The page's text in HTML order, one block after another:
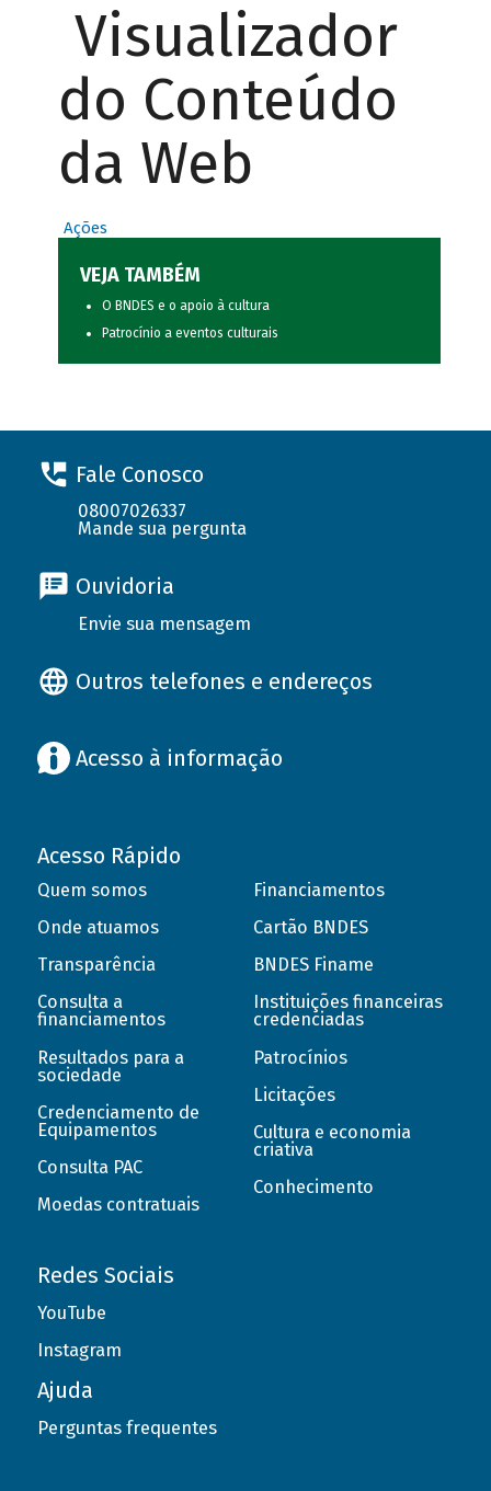
Visualizador
do Conteúdo
da Web
Ações
VEJA TAMBÉM
O BNDES e o apoio à cultura
Patrocínio a eventos culturais
Fale Conosco
08007026337
Mande sua pergunta
Ouvidoria
Envie sua mensagem
Outros telefones e endereços
Acesso à informação
Acesso Rápido
Quem somos
Onde atuamos
Transparência
Consulta a
financiamentos
Resultados para a
sociedade
Credenciamento de
Equipamentos
Consulta PAC
Moedas contratuais
Financiamentos
Cartão BNDES
BNDES Finame
Instituições financeiras
credenciadas
Patrocínios
Licitações
Cultura e economia
criativa
Conhecimento
Redes Sociais
YouTube
Instagram
Ajuda
Perguntas frequentes